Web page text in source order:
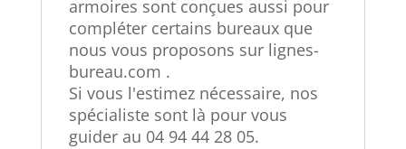
armoires sont conçues aussi pour
compléter certains bureaux que
nous vous proposons sur lignes-
bureau.com .
Si vous l'estimez nécessaire, nos
spécialiste sont là pour vous
guider au 04 94 44 28 05.